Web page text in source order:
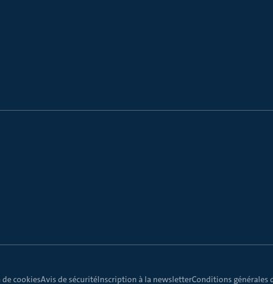
cookiesAvis de sécuritéInscription à la newsletterConditions générales